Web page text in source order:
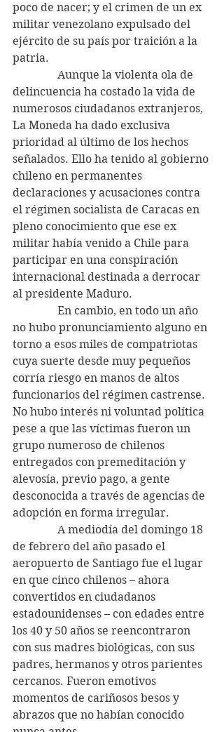
poco de nacer; y el crimen de un ex
militar venezolano expulsado del
ejército de su país por traición a la
patria.
Aunque la violenta ola de
delincuencia ha costado la vida de
numerosos ciudadanos extranjeros,
La Moneda ha dado exclusiva
prioridad al último de los hechos
señalados. Ello ha tenido al gobierno
chileno en permanentes
declaraciones y acusaciones contra
el régimen socialista de Caracas en
pleno conocimiento que ese ex
militar había venido a Chile para
participar en una conspiración
internacional destinada a derrocar
al presidente Maduro.
En cambio, en todo un año
no hubo pronunciamiento alguno en
torno a esos miles de compatriotas
cuya suerte desde muy pequeños
corría riesgo en manos de altos
funcionarios del régimen castrense.
No hubo interés ni voluntad política
pese a que las víctimas fueron un
grupo numeroso de chilenos
entregados con premeditación y
alevosía, previo pago, a gente
desconocida a través de agencias de
adopción en forma irregular.
A mediodía del domingo 18
de febrero del año pasado el
aeropuerto de Santiago fue el lugar
en que cinco chilenos – ahora
convertidos en ciudadanos
estadounidenses – con edades entre
los 40 y 50 años se reencontraron
con sus madres biológicas, con sus
padres, hermanos y otros parientes
cercanos. Fueron emotivos
momentos de cariñosos besos y
abrazos que no habían conocido